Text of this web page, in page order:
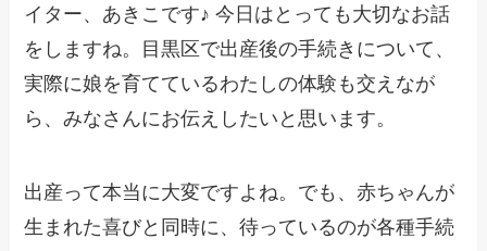
イター、あきこです♪ 今日はとっても大切なお話
をしますね。目黒区で出産後の手続きについて、
実際に娘を育てているわたしの体験も交えなが
ら、みなさんにお伝えしたいと思います。
出産って本当に大変ですよね。でも、赤ちゃんが
生まれた喜びと同時に、待っているのが各種手続